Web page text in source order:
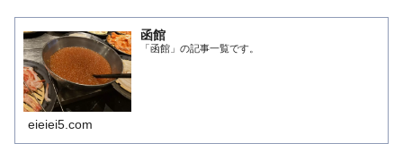
函館
「函館」の記事一覧です。
eieiei5.com